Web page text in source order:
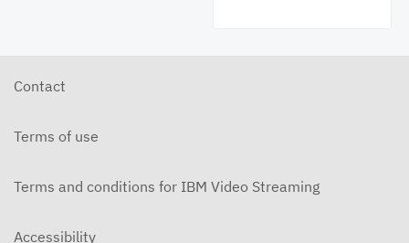
Watson Queryでデータ仮想化してみよう part 2
Contact
Terms of use
Terms and conditions for IBM Video Streaming
Accessibility